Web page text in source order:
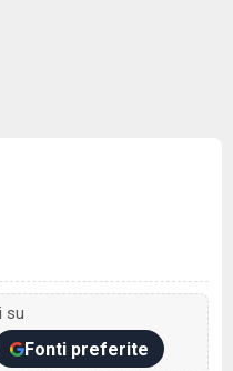
su
Fonti preferite